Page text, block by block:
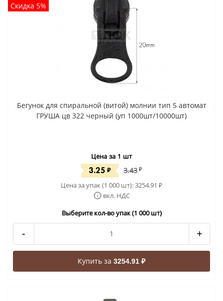
Скидка 5%
Бегунок для спиральной (витой) молнии тип 5 автомат
ГРУША цв 322 черный (уп 1000шт/10000шт)
Цена за 1 шт
3.25 ₽ 3.43 ₽
Цена за упак (1 000 шт):3254.91 ₽
вкл. НДС
Выберите кол-во упак (1 000 шт)
- +
Купить за 3254.91 ₽